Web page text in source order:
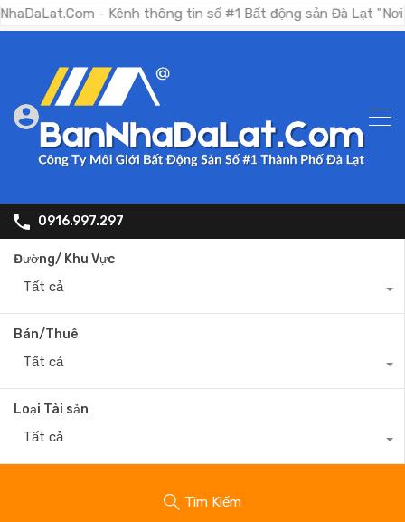
- Kênh thông tin số #1 Bất động sản Đà Lạt "Nơi bạn
0916.997.297
Đường/ Khu Vực
Tất cả
Bán/Thuê
Tất cả
Loại Tài sản
Tất cả
Tìm Kiếm